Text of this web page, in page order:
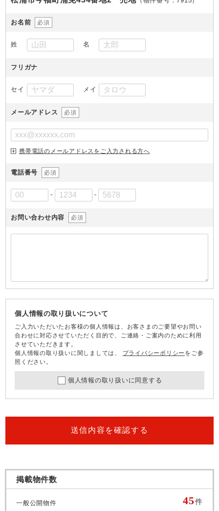
お名前 必須
姓 名
フリガナ
セイ メイ
メールアドレス 必須
携帯電話のメールアドレスをご入力される方へ
電話番号 必須
- -
お問い合わせ内容 必須
個人情報の取り扱いについて
ご入力いただいたお客様の個人情報は、お客さまのご要望やお問い
合わせに対応させていただく目的で、ご連絡・ご案内のために利用
させていただきます。
個人情報の取り扱いに関しましては、 プライバシーポリシー をご参
照ください。
個人情報の取り扱いに同意する
送信内容を確認する
掲載物件数
一般公開物件 45件